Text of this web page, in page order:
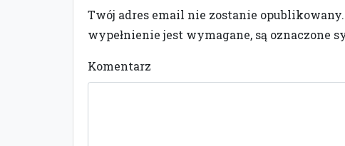
Twój adres email nie zostanie opublikowany.
wypełnienie jest wymagane, są oznaczone
Komentarz